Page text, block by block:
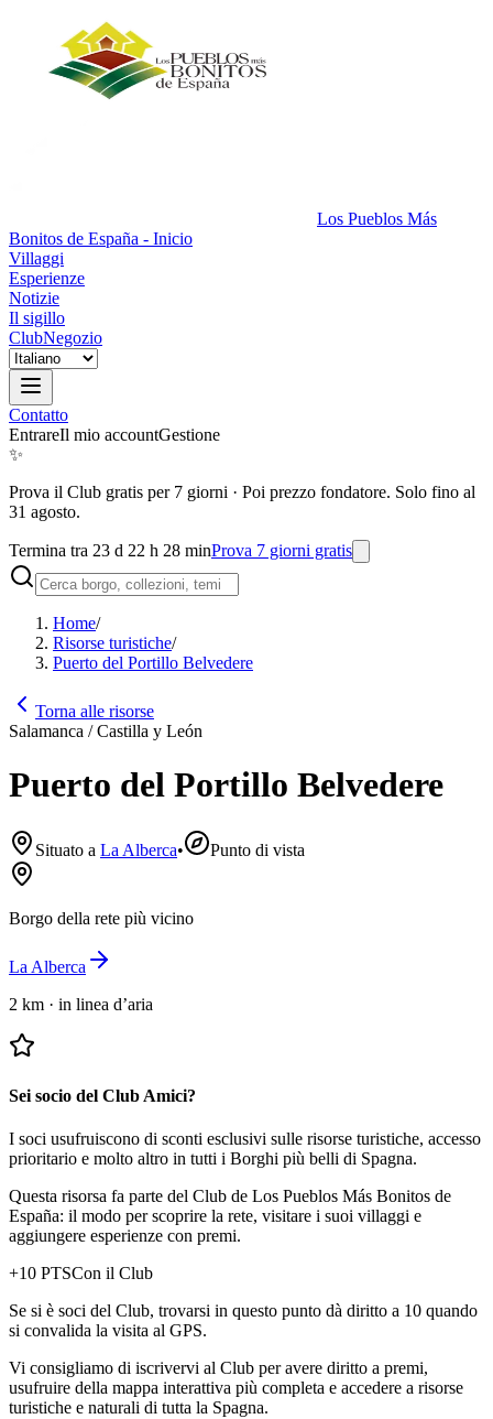
Los Pueblos Más
Bonitos de España - Inicio
Villaggi
Esperienze
Notizie
Il sigillo
ClubNegozio
Contatto
EntrareIl mio accountGestione
✨
Prova il Club gratis per 7 giorni · Poi prezzo fondatore. Solo fino al
31 agosto.
Termina tra 23 d 22 h 28 minProva 7 giorni gratis
Home/
Risorse turistiche/
Puerto del Portillo Belvedere
Torna alle risorse
Salamanca / Castilla y León
Puerto del Portillo Belvedere
Situato a La Alberca• Punto di vista
Borgo della rete più vicino
La Alberca
2 km · in linea d’aria
Sei socio del Club Amici?
I soci usufruiscono di sconti esclusivi sulle risorse turistiche, accesso
prioritario e molto altro in tutti i Borghi più belli di Spagna.
Questa risorsa fa parte del Club de Los Pueblos Más Bonitos de
España: il modo per scoprire la rete, visitare i suoi villaggi e
aggiungere esperienze con premi.
+10 PTSCon il Club
Se si è soci del Club, trovarsi in questo punto dà diritto a 10 quando
si convalida la visita al GPS.
Vi consigliamo di iscrivervi al Club per avere diritto a premi,
usufruire della mappa interattiva più completa e accedere a risorse
turistiche e naturali di tutta la Spagna.